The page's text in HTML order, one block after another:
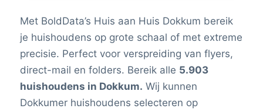
Met BoldData’s Huis aan Huis Dokkum bereik
je huishoudens op grote schaal of met extreme
precisie. Perfect voor verspreiding van flyers,
direct-mail en folders. Bereik alle 5.903
huishoudens in Dokkum. Wij kunnen
Dokkumer huishoudens selecteren op